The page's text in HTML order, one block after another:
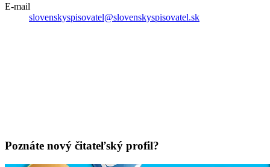
E-mail
slovenskyspisovatel@slovenskyspisovatel.sk
Poznáte nový čitateľský profil?